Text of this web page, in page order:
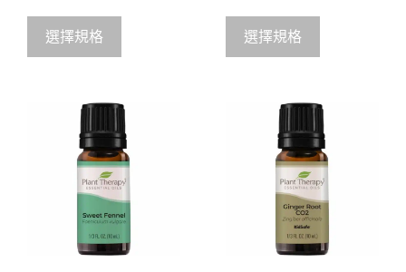
選擇規格
t
5
選擇規格